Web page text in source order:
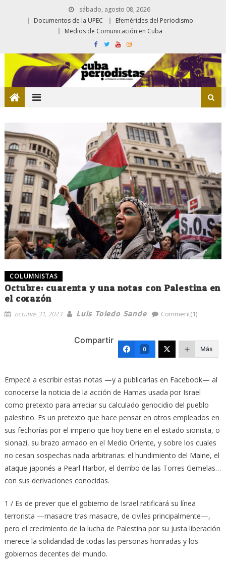
sábado, agosto 08, 2026
Documentos de la UPEC
Efemérides del Periodismo
Medios de Comunicación en Cuba
COLUMNISTAS
Octubre: cuarenta y una notas con Palestina en
el corazón
octubre 31, 2023 Luis Toledo Sande Comment(1)
Compartir
0 Más
Empecé a escribir estas notas —y a publicarlas en Facebook— al
conocerse la noticia de la acción de Hamas usada por Israel
como pretexto para arreciar su calculado genocidio del pueblo
palestino. Es un pretexto que hace pensar en otros empleados en
sus fechorías por el imperio que hoy tiene en el estado sionista, o
sionazi, su brazo armado en el Medio Oriente, y sobre los cuales
no cesan sospechas nada arbitrarias: el hundimiento del Maine, el
ataque japonés a Pearl Harbor, el derribo de las Torres Gemelas…
con sus derivaciones conocidas.
1 / Es de prever que el gobierno de Israel ratificará su línea
terrorista —masacre tras masacre, de civiles principalmente—,
pero el crecimiento de la lucha de Palestina por su justa liberación
merece la solidaridad de todas las personas honradas y los
gobiernos decentes del mundo.